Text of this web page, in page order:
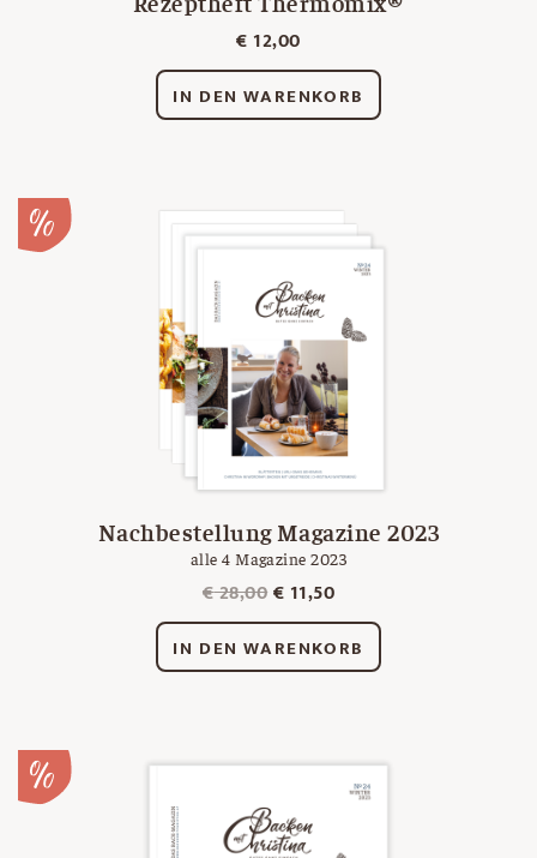
€ 12,00
IN DEN WARENKORB
Nachbestellung Magazine 2023
alle 4 Magazine 2023
€28,00Ursprünglicher
Preis
war:
€ 28,00
€ 11,50Aktueller
Preis
ist:
€ 11,50.
IN DEN WARENKORB